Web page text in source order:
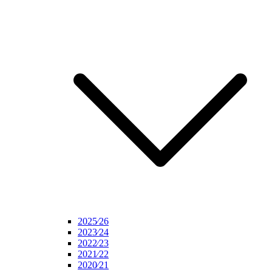
2025⁄26
2023⁄24
2022⁄23
2021⁄22
2020⁄21